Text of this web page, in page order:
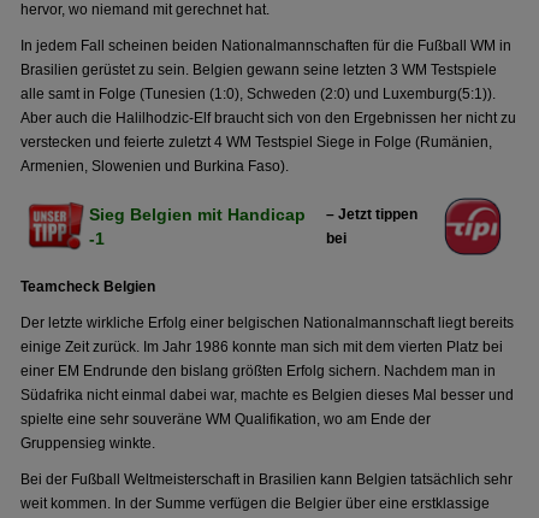
hervor, wo niemand mit gerechnet hat.
In jedem Fall scheinen beiden Nationalmannschaften für die Fußball WM in
Brasilien gerüstet zu sein. Belgien gewann seine letzten 3 WM Testspiele
alle samt in Folge (Tunesien (1:0), Schweden (2:0) und Luxemburg(5:1)).
Aber auch die Halilhodzic-Elf braucht sich von den Ergebnissen her nicht zu
verstecken und feierte zuletzt 4 WM Testspiel Siege in Folge (Rumänien,
Armenien, Slowenien und Burkina Faso).
Sieg Belgien mit Handicap
-1
– Jetzt tippen
bei
Teamcheck Belgien
Der letzte wirkliche Erfolg einer belgischen Nationalmannschaft liegt bereits
einige Zeit zurück. Im Jahr 1986 konnte man sich mit dem vierten Platz bei
einer EM Endrunde den bislang größten Erfolg sichern. Nachdem man in
Südafrika nicht einmal dabei war, machte es Belgien dieses Mal besser und
spielte eine sehr souveräne WM Qualifikation, wo am Ende der
Gruppensieg winkte.
Bei der Fußball Weltmeisterschaft in Brasilien kann Belgien tatsächlich sehr
weit kommen. In der Summe verfügen die Belgier über eine erstklassige